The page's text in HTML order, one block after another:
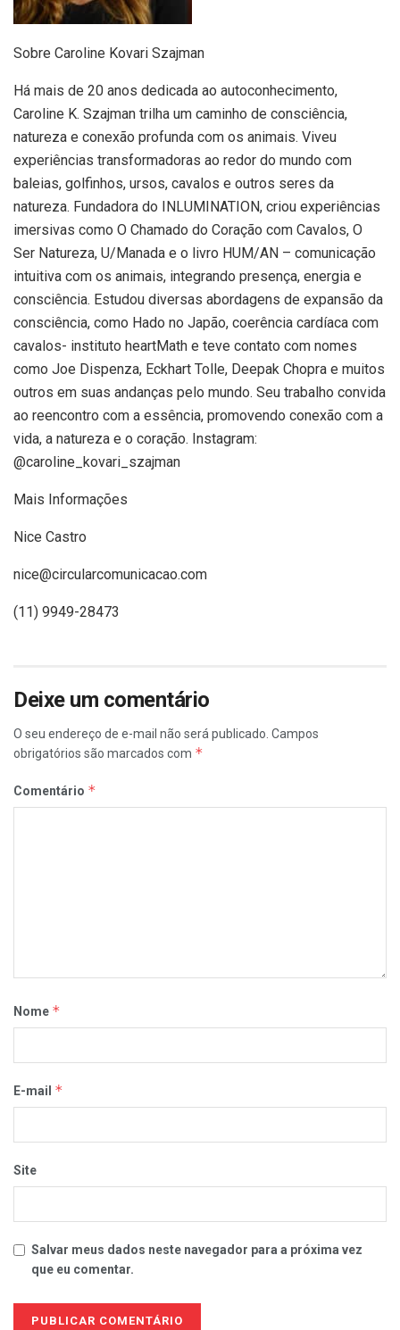
Sobre Caroline Kovari Szajman
Há mais de 20 anos dedicada ao autoconhecimento,
Caroline K. Szajman trilha um caminho de consciência,
natureza e conexão profunda com os animais. Viveu
experiências transformadoras ao redor do mundo com
baleias, golfinhos, ursos, cavalos e outros seres da
natureza. Fundadora do INLUMINATION, criou experiências
imersivas como O Chamado do Coração com Cavalos, O
Ser Natureza, U/Manada e o livro HUM/AN – comunicação
intuitiva com os animais, integrando presença, energia e
consciência. Estudou diversas abordagens de expansão da
consciência, como Hado no Japão, coerência cardíaca com
cavalos- instituto heartMath e teve contato com nomes
como Joe Dispenza, Eckhart Tolle, Deepak Chopra e muitos
outros em suas andanças pelo mundo. Seu trabalho convida
ao reencontro com a essência, promovendo conexão com a
vida, a natureza e o coração. Instagram:
@caroline_kovari_szajman
Mais Informações
Nice Castro
nice@circularcomunicacao.com
(11) 9949-28473
Deixe um comentário
O seu endereço de e-mail não será publicado. Campos
obrigatórios são marcados com *
Comentário *
Nome *
E-mail *
Site
Salvar meus dados neste navegador para a próxima vez
que eu comentar.